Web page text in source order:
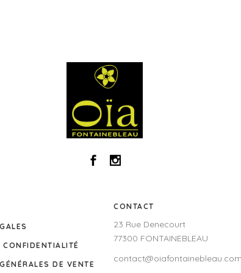
DE VENTE
CONTACT
23 Rue Denecourt
77300 FONTAINEBLEAU